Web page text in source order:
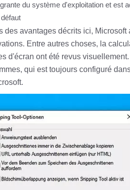
du système d'exploitation et est
des avantages décrits ici,
Entre autres choses, la
d'écran ont été revus
qui est toujours configuré